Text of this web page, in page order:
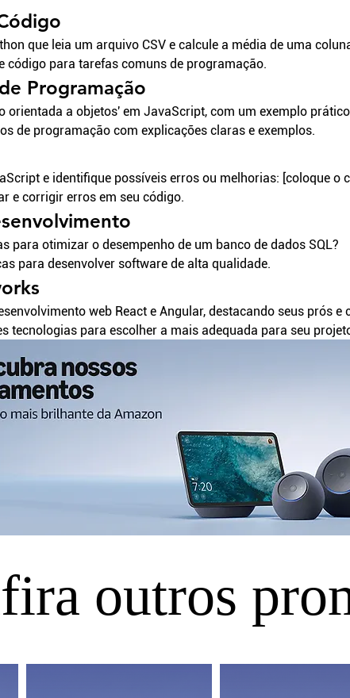
que leia um arquivo CSV e calcule a média de uma
código para tarefas comuns de programação.
Programação
orientada a objetos' em JavaScript, com um exemplo
de programação com explicações claras e exemplos.
e identifique possíveis erros ou melhorias: [coloque o
e corrigir erros em seu código.
para otimizar o desempenho de um banco de dados SQL?
para desenvolver software de alta qualidade.
web React e Angular, destacando seus prós e
tecnologias para escolher a mais adequada para seu
outros